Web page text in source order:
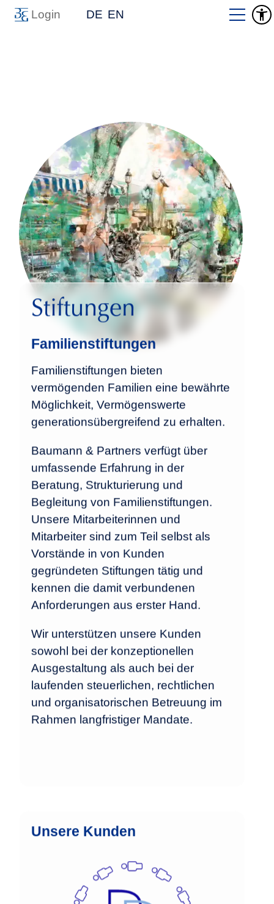
Login DE EN
Stiftungen
Familienstiftungen
Familienstiftungen bieten
vermögenden Familien eine bewährte
Möglichkeit, Vermögenswerte
generationsübergreifend zu erhalten.
Baumann & Partners verfügt über
umfassende Erfahrung in der
Beratung, Strukturierung und
Begleitung von Familienstiftungen.
Unsere Mitarbeiterinnen und
Mitarbeiter sind zum Teil selbst als
Vorstände in von Kunden
gegründeten Stiftungen tätig und
kennen die damit verbundenen
Anforderungen aus erster Hand.
Wir unterstützen unsere Kunden
sowohl bei der konzeptionellen
Ausgestaltung als auch bei der
laufenden steuerlichen, rechtlichen
und organisatorischen Betreuung im
Rahmen langfristiger Mandate.
Unsere Kunden